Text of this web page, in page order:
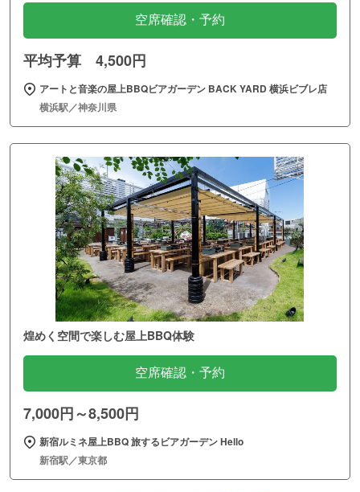
空席確認・予約
平均予算 4,500円
アートと音楽の屋上BBQビアガーデン BACK YARD 横浜ビブレ店
横浜駅／神奈川県
煌めく空間で楽しむ屋上BBQ体験
空席確認・予約
7,000円～8,500円
新宿ルミネ屋上BBQ 旅するビアガーデン Hello
新宿駅／東京都